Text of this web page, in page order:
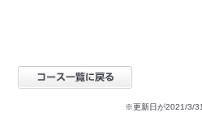
※更新日が2021/3/31